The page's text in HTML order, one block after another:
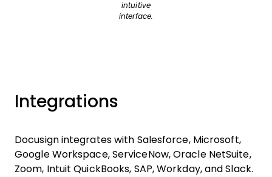
intuitive
interface.
Integrations
Docusign integrates with Salesforce, Microsoft,
Google Workspace, ServiceNow, Oracle NetSuite,
Zoom, Intuit QuickBooks, SAP, Workday, and Slack.